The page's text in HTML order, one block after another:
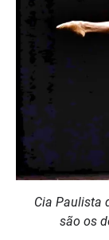
Cia Paulista
são os